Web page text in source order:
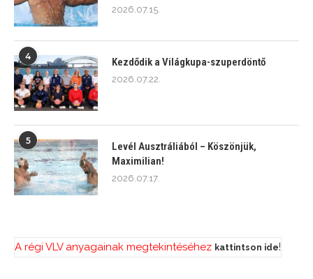
2026.07.15.
4
Kezdődik a Világkupa-szuperdöntő
2026.07.22.
5
Levél Ausztráliából – Köszönjük,
Maximilian!
2026.07.17.
A régi VLV anyagainak megtekintéséhez kattintson ide!